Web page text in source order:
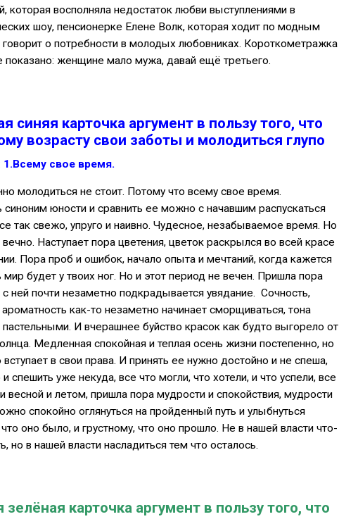
которая восполняла недостаток любви выступлениями в
шоу, пенсионерке Елене Волк, которая ходит по модным
говорит о потребности в молодых любовниках. Короткометражка
показано: женщине мало мужа, давай ещё третьего.
синяя карточка аргумент в пользу того, что
возрасту свои заботы и молодиться глупо
1.Всему свое время.
молодиться не стоит. Потому что всему свое время.
юности и сравнить ее можно с начавшим распускаться
так свежо, упруго и наивно. Чудесное, незабываемое время. Но
Наступает пора цветения, цветок раскрылся во всей красе
Пора проб и ошибок, начало опыта и мечтаний, когда кажется
мир будет у твоих ног. Но и этот период не вечен. Пришла пора
с ней почти незаметно подкрадывается увядание. Сочность,
ароматность как-то незаметно начинает сморщиваться, тона
пастельными. И вчерашнее буйство красок как будто выгорело от
Медленная спокойная и теплая осень жизни постепенно, но
в свои права. И принять ее нужно достойно и не спеша,
спешить уже некуда, все что могли, что хотели, и что успели, все
весной и летом, пришла пора мудрости и спокойствия, мудрости
спокойно оглянуться на пройденный путь и улыбнуться
оно было, и грустному, что оно прошло. Не в нашей власти что-
но в нашей власти насладиться тем что осталось.
зелёная карточка аргумент в пользу того, что